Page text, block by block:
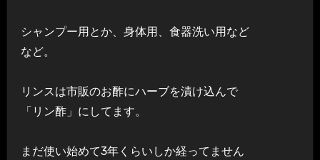
シャンプー用とか、身体用、食器洗い用など
など。
リンスは市販のお酢にハーブを漬け込んで
「リン酢」にしてます。
まだ使い始めて3年くらいしか経ってません